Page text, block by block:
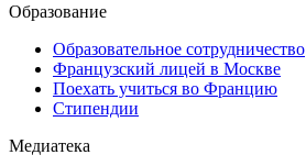
Образование
Образовательное сотрудничество
Французский лицей в Москве
Поехать учиться во Францию
Стипендии
Медиатека